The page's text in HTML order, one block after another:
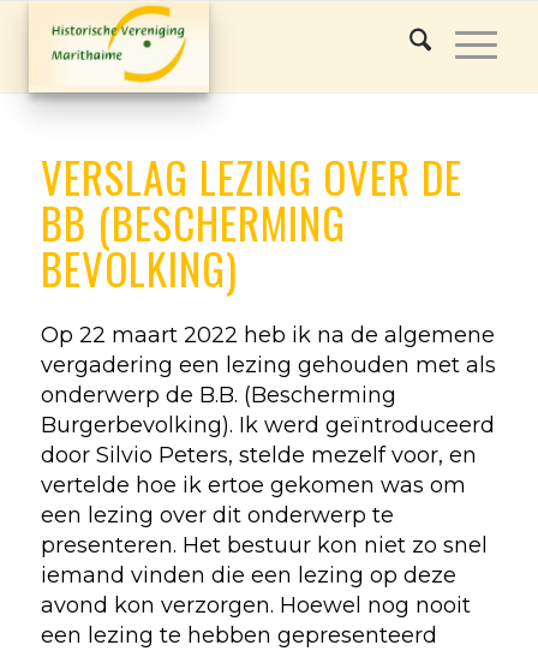
VERSLAG LEZING OVER DE
BB (BESCHERMING
BEVOLKING)
Op 22 maart 2022 heb ik na de algemene
vergadering een lezing gehouden met als
onderwerp de B.B. (Bescherming
Burgerbevolking). Ik werd geïntroduceerd
door Silvio Peters, stelde mezelf voor, en
vertelde hoe ik ertoe gekomen was om
een lezing over dit onderwerp te
presenteren. Het bestuur kon niet zo snel
iemand vinden die een lezing op deze
avond kon verzorgen. Hoewel nog nooit
een lezing te hebben gepresenteerd